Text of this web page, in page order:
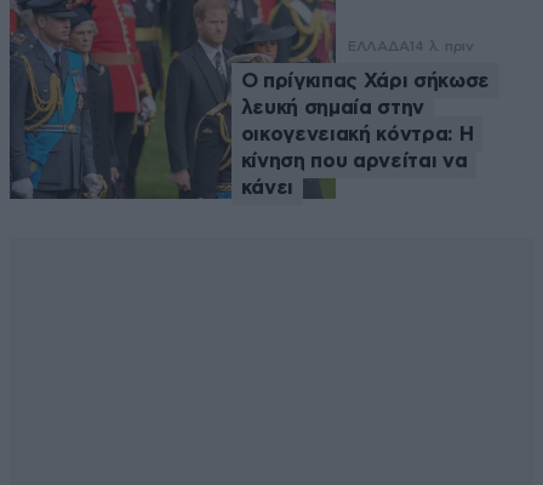
ΕΛΛΑΔΑ 14 λ. πριν
Ο πρίγκιπας Χάρι σήκωσε
λευκή σημαία στην
οικογενειακή κόντρα: Η
κίνηση που αρνείται να
κάνει